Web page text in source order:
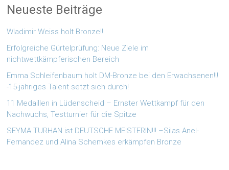
Neueste Beiträge
Wladimir Weiss holt Bronze!!
Erfolgreiche Gürtelprüfung: Neue Ziele im
nichtwettkämpferischen Bereich
Emma Schleifenbaum holt DM-Bronze bei den Erwachsenen!!!
-15-jähriges Talent setzt sich durch!
11 Medaillen in Lüdenscheid – Ernster Wettkampf für den
Nachwuchs, Testturnier für die Spitze
SEYMA TURHAN ist DEUTSCHE MEISTERIN!!! –Silas Anel-
Fernandez und Alina Schemkes erkämpfen Bronze